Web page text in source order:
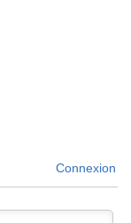
Connexion